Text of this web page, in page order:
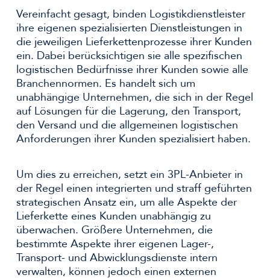
Vereinfacht gesagt, binden Logistikdienstleister
ihre eigenen spezialisierten Dienstleistungen in
die jeweiligen Lieferkettenprozesse ihrer Kunden
ein. Dabei berücksichtigen sie alle spezifischen
logistischen Bedürfnisse ihrer Kunden sowie alle
Branchennormen. Es handelt sich um
unabhängige Unternehmen, die sich in der Regel
auf Lösungen für die Lagerung, den Transport,
den Versand und die allgemeinen logistischen
Anforderungen ihrer Kunden spezialisiert haben.
Um dies zu erreichen, setzt ein 3PL-Anbieter in
der Regel einen integrierten und straff geführten
strategischen Ansatz ein, um alle Aspekte der
Lieferkette eines Kunden unabhängig zu
überwachen. Größere Unternehmen, die
bestimmte Aspekte ihrer eigenen Lager-,
Transport- und Abwicklungsdienste intern
verwalten, können jedoch einen externen